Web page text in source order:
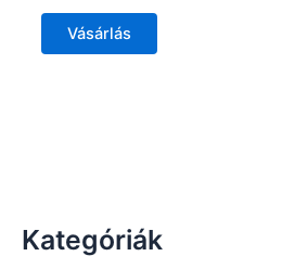
Kategóriák
Vásárlás